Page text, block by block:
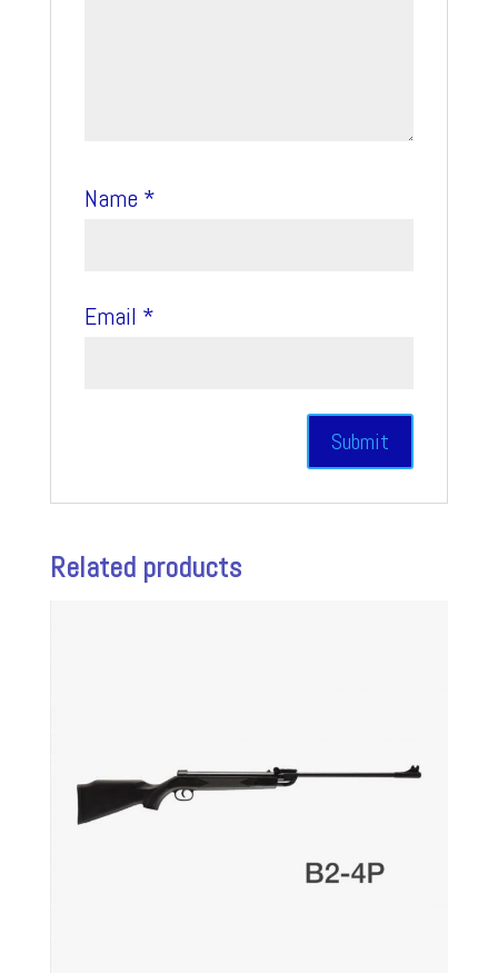
Name *
Email *
Related products